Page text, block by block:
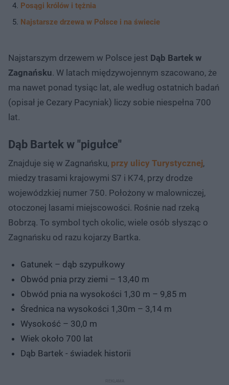
Posągi królów i tężnia
Najstarsze drzewa w Polsce i na świecie
Najstarszym drzewem w Polsce jest Dąb Bartek w
Zagnańsku. W latach międzywojennym szacowano, że
ma nawet ponad tysiąc lat, ale według ostatnich badań
(opisał je Cezary Pacyniak) liczy sobie niespełna 700
lat.
Dąb Bartek w "pigułce"
Znajduje się w Zagnańsku, przy ulicy Turystycznej,
miedzy trasami krajowymi S7 i K74, przy drodze
wojewódzkiej numer 750. Położony w malowniczej,
otoczonej lasami miejscowości. Rośnie nad rzeką
Bobrzą. To symbol tych okolic, wiele osób słysząc o
Zagnańsku od razu kojarzy Bartka.
Gatunek – dąb szypułkowy
Obwód pnia przy ziemi – 13,40 m
Obwód pnia na wysokości 1,30 m – 9,85 m
Średnica na wysokości 1,30m – 3,14 m
Wysokość – 30,0 m
Wiek około 700 lat
Dąb Bartek - świadek historii